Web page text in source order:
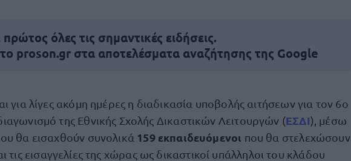
όλες τις σημαντικές ειδήσεις.
proson.gr στα αποτελέσματα αναζήτησης της Google
για λίγες ακόμη ημέρες η διαδικασία υποβολής αιτήσεων για τον 6ο
της Εθνικής Σχολής Δικαστικών Λειτουργών (ΕΣΔΙ), μέσω
θα εισαχθούν συνολικά 159 εκπαιδευόμενοι που θα στελεχώσουν
τις εισαγγελίες της χώρας ως δικαστικοί υπάλληλοι του κλάδου